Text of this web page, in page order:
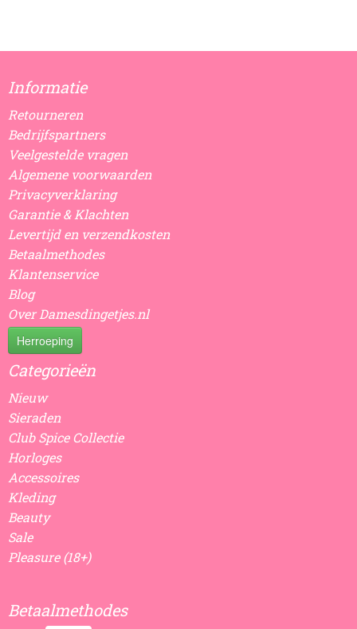
Informatie
Retourneren
Bedrijfspartners
Veelgestelde vragen
Algemene voorwaarden
Privacyverklaring
Garantie & Klachten
Levertijd en verzendkosten
Betaalmethodes
Klantenservice
Blog
Over Damesdingetjes.nl
Herroeping
Categorieën
Nieuw
Sieraden
Club Spice Collectie
Horloges
Accessoires
Kleding
Beauty
Sale
Pleasure (18+)
Betaalmethodes